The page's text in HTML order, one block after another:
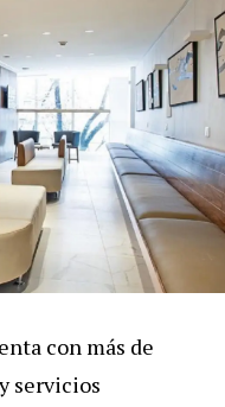
con más de
servicios